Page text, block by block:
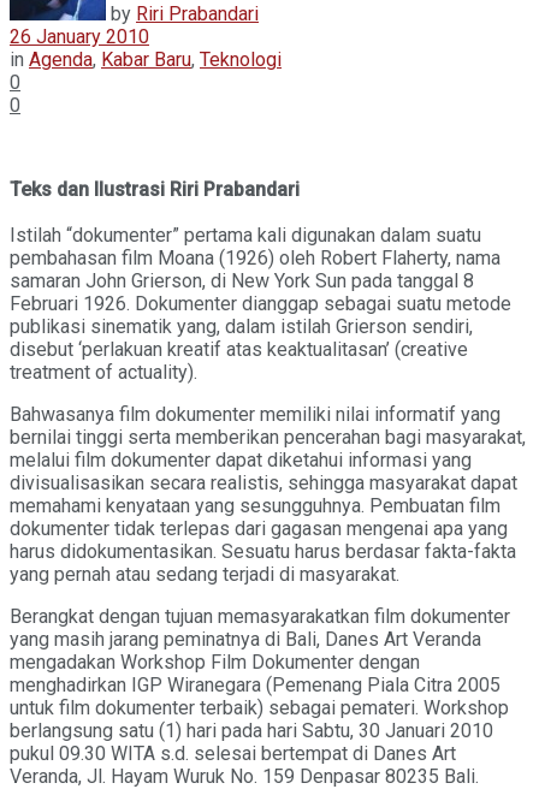
by Riri Prabandari
26 January 2010
in Agenda, Kabar Baru, Teknologi
0
0
Teks dan Ilustrasi Riri Prabandari
Istilah “dokumenter” pertama kali digunakan dalam suatu
pembahasan film Moana (1926) oleh Robert Flaherty, nama
samaran John Grierson, di New York Sun pada tanggal 8
Februari 1926. Dokumenter dianggap sebagai suatu metode
publikasi sinematik yang, dalam istilah Grierson sendiri,
disebut ‘perlakuan kreatif atas keaktualitasan’ (creative
treatment of actuality).
Bahwasanya film dokumenter memiliki nilai informatif yang
bernilai tinggi serta memberikan pencerahan bagi masyarakat,
melalui film dokumenter dapat diketahui informasi yang
divisualisasikan secara realistis, sehingga masyarakat dapat
memahami kenyataan yang sesungguhnya. Pembuatan film
dokumenter tidak terlepas dari gagasan mengenai apa yang
harus didokumentasikan. Sesuatu harus berdasar fakta-fakta
yang pernah atau sedang terjadi di masyarakat.
Berangkat dengan tujuan memasyarakatkan film dokumenter
yang masih jarang peminatnya di Bali, Danes Art Veranda
mengadakan Workshop Film Dokumenter dengan
menghadirkan IGP Wiranegara (Pemenang Piala Citra 2005
untuk film dokumenter terbaik) sebagai pemateri. Workshop
berlangsung satu (1) hari pada hari Sabtu, 30 Januari 2010
pukul 09.30 WITA s.d. selesai bertempat di Danes Art
Veranda, Jl. Hayam Wuruk No. 159 Denpasar 80235 Bali.